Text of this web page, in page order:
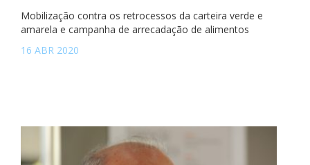
Mobilização contra os retrocessos da carteira verde e
amarela e campanha de arrecadação de alimentos
16 ABR 2020